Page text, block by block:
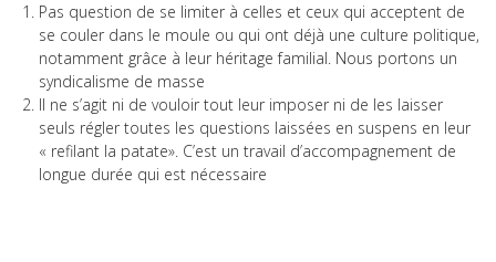
Pas question de se limiter à celles et ceux qui acceptent de
se couler dans le moule ou qui ont déjà une culture politique,
notamment grâce à leur héritage familial. Nous portons un
syndicalisme de masse
Il ne s’agit ni de vouloir tout leur imposer ni de les laisser
seuls régler toutes les questions laissées en suspens en leur
« refilant la patate». C’est un travail d’accompagnement de
longue durée qui est nécessaire